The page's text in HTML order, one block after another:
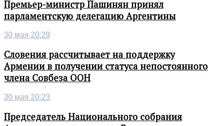
Премьер-министр Пашинян принял
парламентскую делегацию Аргентины
30 мая 20:29
Словения рассчитывает на поддержку
Армении в получении статуса непостоянного
члена Совбеза ООН
30 мая 20:23
Председатель Национального собрания